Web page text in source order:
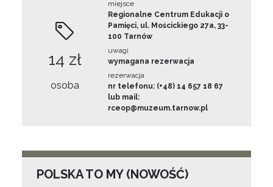
14 zł
osoba
miejsce
Regionalne Centrum Edukacji o
Pamięci, ul. Mościckiego 27a, 33-
100 Tarnów
uwagi
wymagana rezerwacja
rezerwacja
nr telefonu: (+48) 14 657 18 67
lub mail:
rceop@muzeum.tarnow.pl
POLSKA TO MY (NOWOŚĆ)